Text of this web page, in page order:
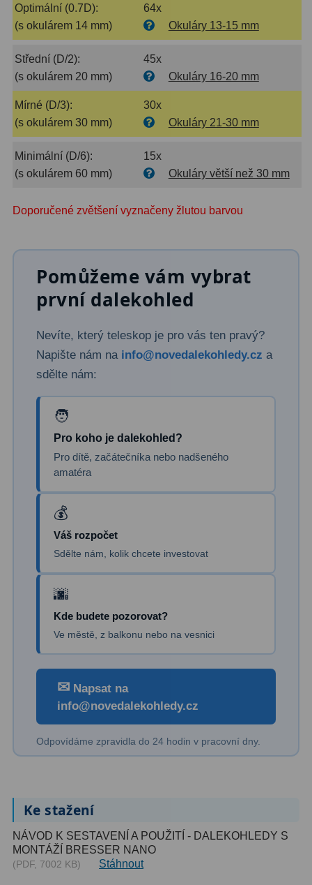
Literatura11
Dárkové poukazy
Ostatní6
Bazar11
Okuláry1
Ostatní2
Optimální (0.7D):
64x
(s okulárem 14 mm)
Okuláry 13-15 mm
Střední (D/2):
45x
(s okulárem 20 mm)
Okuláry 16-20 mm
Mírné (D/3):
30x
(s okulárem 30 mm)
Okuláry 21-30 mm
Minimální (D/6):
15x
(s okulárem 60 mm)
Okuláry větší než 30 mm
Doporučené zvětšení vyznačeny žlutou barvou
Pomůžeme vám vybrat
první dalekohled
Nevíte, který teleskop je pro vás ten pravý?
Napište nám na info@novedalekohledy.cz a
sdělte nám:
Pro koho je dalekohled?
Pro dítě, začátečníka nebo nadšeného
amatéra
Váš rozpočet
Sdělte nám, kolik chcete investovat
Kde budete pozorovat?
Ve městě, z balkonu nebo na vesnici
✉ Napsat na
info@novedalekohledy.cz
Odpovídáme zpravidla do 24 hodin v pracovní dny.
Ke stažení
NÁVOD K SESTAVENÍ A POUŽITÍ - DALEKOHLEDY S
MONTÁŽÍ BRESSER NANO
(PDF, 7002 KB) Stáhnout